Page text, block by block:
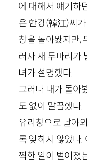
에 대해서 얘기하
은 한강(韓江)씨
창을 돌아봤지만,
러자 새 두마리가
녀가 설명했다.
그러나 내가 돌아
도 없이 말끔했다.
유리창으로 날아
록 잊히지 않았다.
찍한 일이 벌어졌